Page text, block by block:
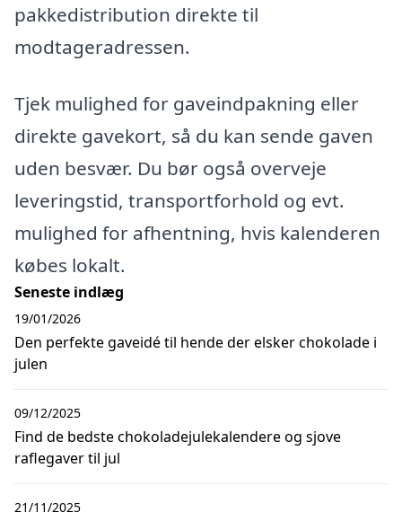
pakkedistribution direkte til
modtageradressen.
Tjek mulighed for gaveindpakning eller
direkte gavekort, så du kan sende gaven
uden besvær. Du bør også overveje
leveringstid, transportforhold og evt.
mulighed for afhentning, hvis kalenderen
købes lokalt.
Seneste indlæg
Den perfekte gaveidé til hende der elsker chokolade i
julen
19/01/2026
Find de bedste chokoladejulekalendere og sjove
raflegaver til jul
09/12/2025
21/11/2025